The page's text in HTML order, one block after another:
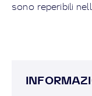
sono reperibili